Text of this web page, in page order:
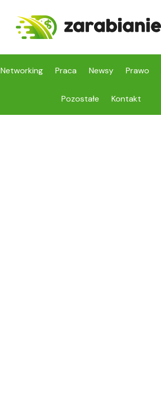
Networking Praca Newsy Prawo
Pozostałe Kontakt